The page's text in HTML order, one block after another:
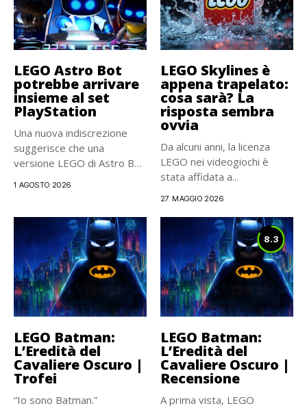
LEGO Astro Bot
potrebbe arrivare
insieme al set
PlayStation
Una nuova indiscrezione
suggerisce che una
versione LEGO di Astro Bot
1 AGOSTO 2026
LEGO Skylines è
appena trapelato:
cosa sarà? La
risposta sembra
ovvia
Da alcuni anni, la licenza
LEGO nei videogiochi è
stata affidata a...
27 MAGGIO 2026
LEGO Batman:
L’Eredità del
Cavaliere Oscuro |
Trofei
“Io sono Batman.”
8.3
LEGO Batman:
L’Eredità del
Cavaliere Oscuro |
Recensione
A prima vista, LEGO